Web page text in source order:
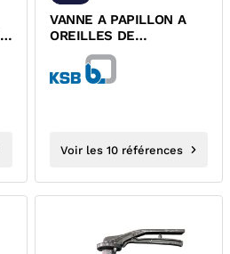
VANNE A PAPILLON A
OREILLES DE
DEMONTAGE ACS BOAX-
S KSB V90
Voir les 10 références